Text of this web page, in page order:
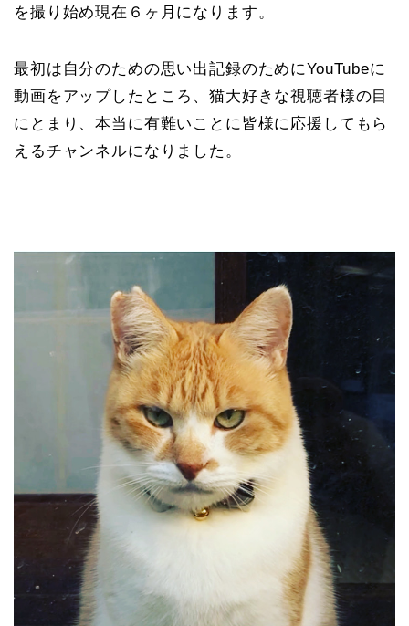
を撮り始め現在６ヶ月になります。
最初は自分のための思い出記録のためにYouTubeに
動画をアップしたところ、猫大好きな視聴者様の目
にとまり、本当に有難いことに皆様に応援してもら
えるチャンネルになりました。